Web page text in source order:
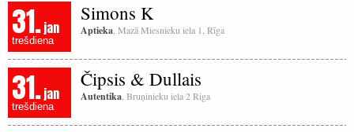
31.jan
trešdiena
Simons K
Aptieka , Mazā Miesnieku iela 1, Rīga
31.jan
trešdiena
Čipsis & Dullais
Autentika , Bruņinieku iela 2 Riga